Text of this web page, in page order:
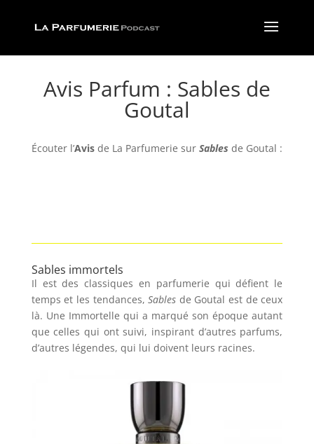
Avis Parfum : Sables de
Goutal
Écouter l’Avis de La Parfumerie sur Sables de Goutal :
Sables immortels
Il est des classiques en parfumerie qui défient le
temps et les tendances,Sables de Goutal est de ceux
là. Une Immortelle qui a marqué son époque autant
que celles qui ont suivi, inspirant d’autres parfums,
d’autres légendes, qui lui doivent leurs racines.